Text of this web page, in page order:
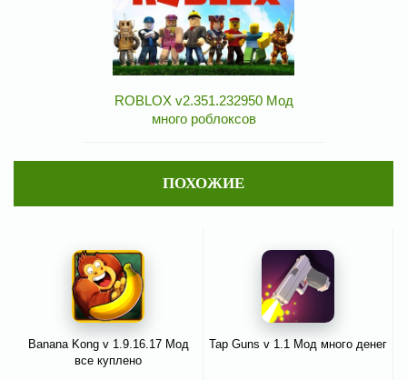
ROBLOX v2.351.232950 Мод
много роблоксов
ПОХОЖИЕ
Banana Kong v 1.9.16.17 Мод
все куплено
Tap Guns v 1.1 Мод много денег